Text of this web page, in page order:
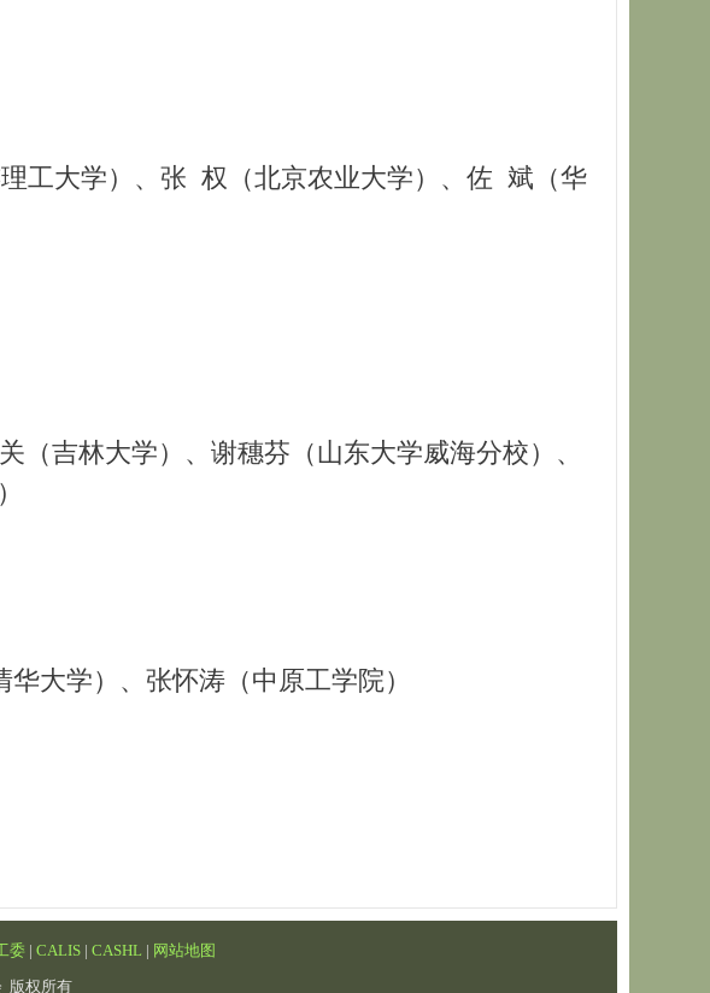
工大学）、张 权（北京农业大学）、佐 斌（华
吉林大学）、谢穗芬（山东大学威海分校）、
大学）、张怀涛（中原工学院）
委| CALIS| CASHL | 网站地图
版权所有